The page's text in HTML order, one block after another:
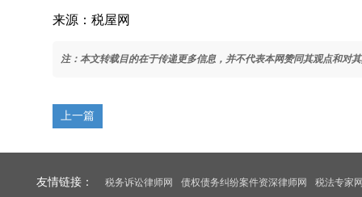
来源：税屋网
注：本文转载目的在于传递更多信息，并不代表本网赞同其观点和对
上一篇
友情链接： 税务诉讼律师网 债权债务纠纷案件资深律师网 税法专家